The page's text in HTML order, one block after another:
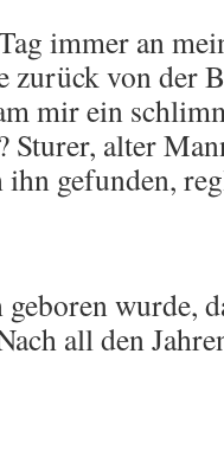
immer an
zurück von der
mir ein
Sturer, alter
gefunden,
wurde,
all den